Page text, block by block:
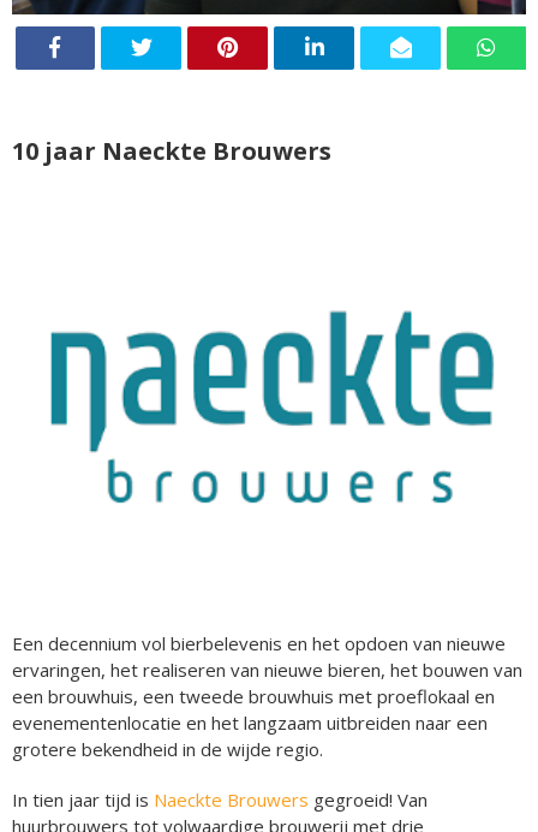
10 jaar Naeckte Brouwers
Een decennium vol bierbelevenis en het opdoen van nieuwe
ervaringen, het realiseren van nieuwe bieren, het bouwen van
een brouwhuis, een tweede brouwhuis met proeflokaal en
evenementenlocatie en het langzaam uitbreiden naar een
grotere bekendheid in de wijde regio.
In tien jaar tijd is Naeckte Brouwers gegroeid! Van
huurbrouwers tot volwaardige brouwerij met drie